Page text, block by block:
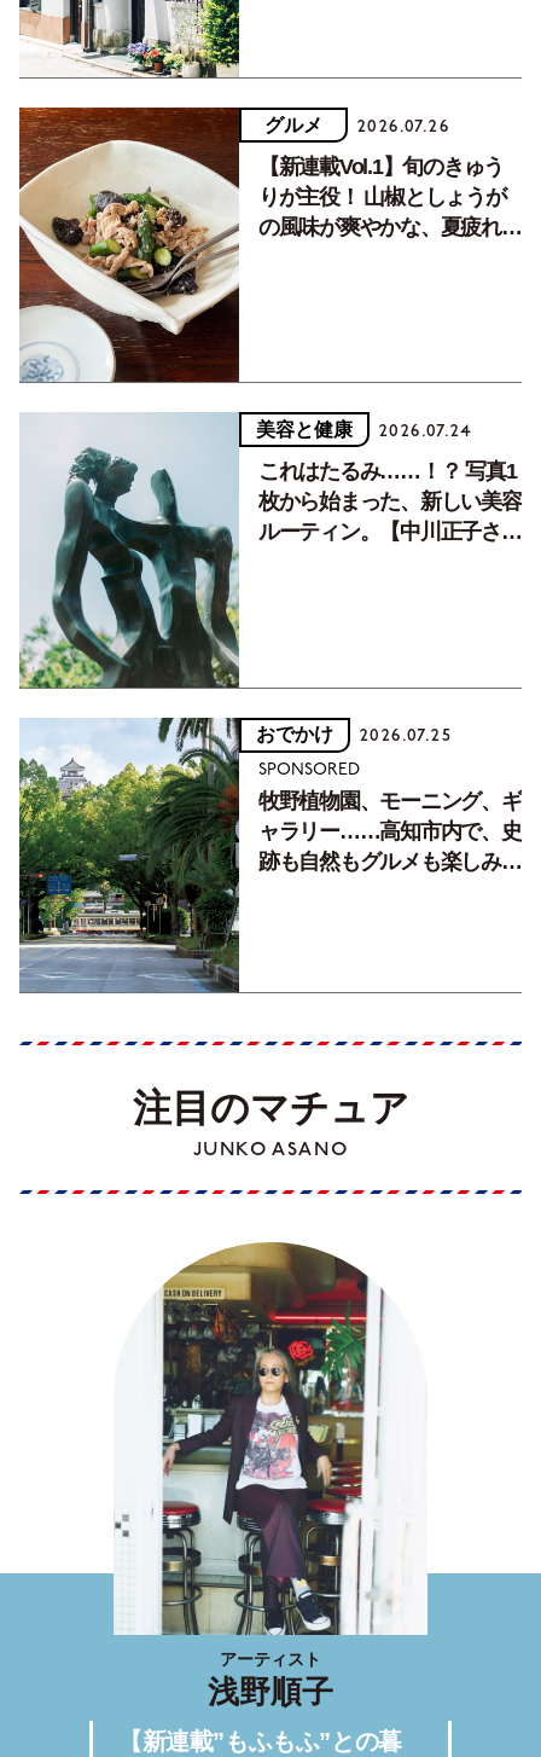
グルメ 2026.07.26
【新連載Vol.1】旬のきゅう
りが主役！ 山椒としょうが
の風味が爽やかな、夏疲れを
美容と健康 2026.07.24
これはたるみ……！？ 写真1
枚から始まった、新しい美容
ルーティン。【中川正子さん
おでかけ 2026.07.25
SPONSORED
牧野植物園、モーニング、ギ
ャラリー……高知市内で、史
跡も自然もグルメも楽しみ尽
注目のマチュア
JUNKO ASANO
アーティスト
浅野順子
【新連載”もふもふ”との暮